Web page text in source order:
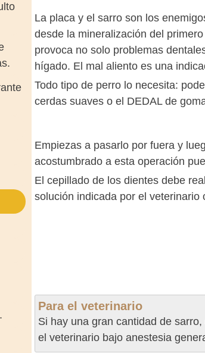
La placa y el sarro son los
desde la mineralización del
provoca no solo problemas
hígado. El mal aliento es una
Todo tipo de perro lo necesita:
cerdas suaves o el DEDAL de
Empiezas a pasarlo por fuera y
acostumbrado a esta operación
El cepillado de los dientes debe
solución indicada por el veterinario
Para el veterinario
Si hay una gran cantidad de
el veterinario bajo anestesia